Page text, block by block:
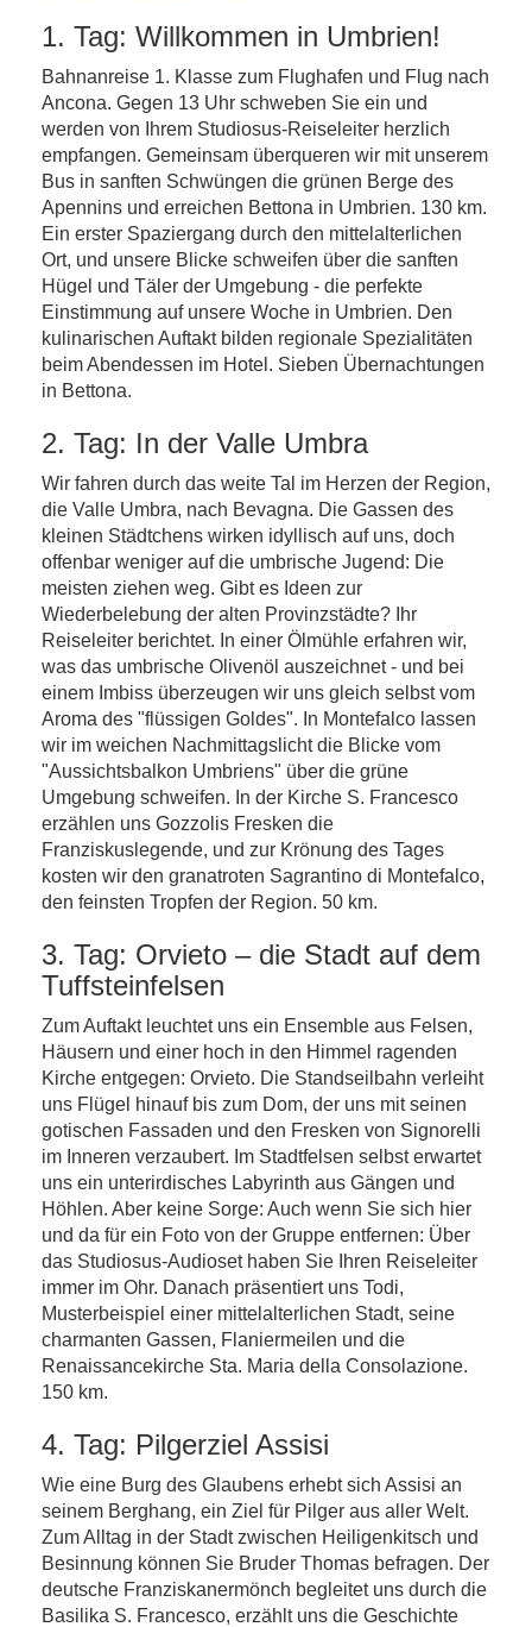
1. Tag: Willkommen in Umbrien!
Bahnanreise 1. Klasse zum Flughafen und Flug nach
Ancona. Gegen 13 Uhr schweben Sie ein und
werden von Ihrem Studiosus-Reiseleiter herzlich
empfangen. Gemeinsam überqueren wir mit unserem
Bus in sanften Schwüngen die grünen Berge des
Apennins und erreichen Bettona in Umbrien. 130 km.
Ein erster Spaziergang durch den mittelalterlichen
Ort, und unsere Blicke schweifen über die sanften
Hügel und Täler der Umgebung - die perfekte
Einstimmung auf unsere Woche in Umbrien. Den
kulinarischen Auftakt bilden regionale Spezialitäten
beim Abendessen im Hotel. Sieben Übernachtungen
in Bettona.
2. Tag: In der Valle Umbra
Wir fahren durch das weite Tal im Herzen der Region,
die Valle Umbra, nach Bevagna. Die Gassen des
kleinen Städtchens wirken idyllisch auf uns, doch
offenbar weniger auf die umbrische Jugend: Die
meisten ziehen weg. Gibt es Ideen zur
Wiederbelebung der alten Provinzstädte? Ihr
Reiseleiter berichtet. In einer Ölmühle erfahren wir,
was das umbrische Olivenöl auszeichnet - und bei
einem Imbiss überzeugen wir uns gleich selbst vom
Aroma des "flüssigen Goldes". In Montefalco lassen
wir im weichen Nachmittagslicht die Blicke vom
"Aussichtsbalkon Umbriens" über die grüne
Umgebung schweifen. In der Kirche S. Francesco
erzählen uns Gozzolis Fresken die
Franziskuslegende, und zur Krönung des Tages
kosten wir den granatroten Sagrantino di Montefalco,
den feinsten Tropfen der Region. 50 km.
3. Tag: Orvieto – die Stadt auf dem
Tuffsteinfelsen
Zum Auftakt leuchtet uns ein Ensemble aus Felsen,
Häusern und einer hoch in den Himmel ragenden
Kirche entgegen: Orvieto. Die Standseilbahn verleiht
uns Flügel hinauf bis zum Dom, der uns mit seinen
gotischen Fassaden und den Fresken von Signorelli
im Inneren verzaubert. Im Stadtfelsen selbst erwartet
uns ein unterirdisches Labyrinth aus Gängen und
Höhlen. Aber keine Sorge: Auch wenn Sie sich hier
und da für ein Foto von der Gruppe entfernen: Über
das Studiosus-Audioset haben Sie Ihren Reiseleiter
immer im Ohr. Danach präsentiert uns Todi,
Musterbeispiel einer mittelalterlichen Stadt, seine
charmanten Gassen, Flaniermeilen und die
Renaissancekirche Sta. Maria della Consolazione.
150 km.
4. Tag: Pilgerziel Assisi
Wie eine Burg des Glaubens erhebt sich Assisi an
seinem Berghang, ein Ziel für Pilger aus aller Welt.
Zum Alltag in der Stadt zwischen Heiligenkitsch und
Besinnung können Sie Bruder Thomas befragen. Der
deutsche Franziskanermönch begleitet uns durch die
Basilika S. Francesco, erzählt uns die Geschichte